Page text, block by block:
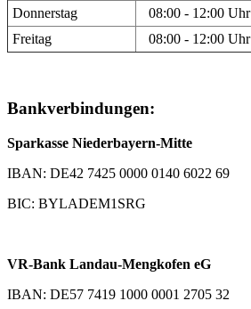
Donnerstag 08:00 - 12:00 Uhr
Freitag
08:00 - 12:00 Uhr
Bankverbindungen:
Sparkasse Niederbayern-Mitte
IBAN: DE42 7425 0000 0140 6022 69
BIC: BYLADEM1SRG
VR-Bank Landau-Mengkofen eG
IBAN: DE57 7419 1000 0001 2705 32